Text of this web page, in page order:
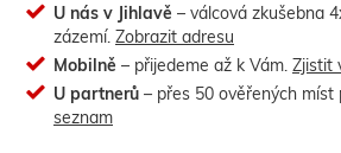
U nás v Jihlavě – válcová zkušebna
zázemí. Zobrazit adresu
Mobilně – přijedeme až k Vám. Zjistit
U partnerů – přes 50 ověřených míst
seznam